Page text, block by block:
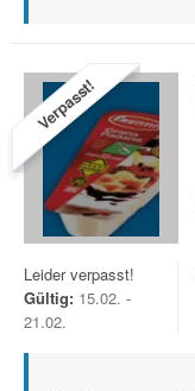
Verpasst!
Leider verpasst!
Gültig: 15.02. -
21.02.